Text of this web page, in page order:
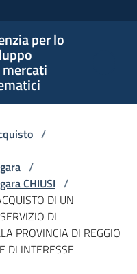
per lo
/
/
CHIUSI /
DI UN
DI
PROVINCIA DI REGGIO
DI INTERESSE